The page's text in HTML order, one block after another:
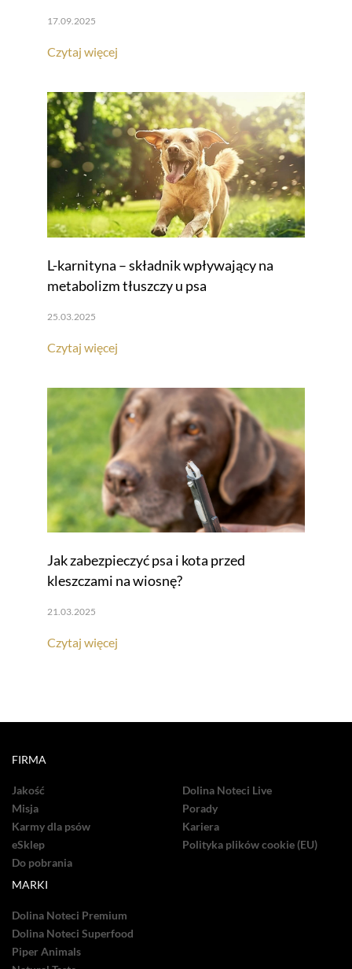
17.09.2025
Czytaj więcej
L-karnityna – składnik wpływający na
metabolizm tłuszczy u psa
25.03.2025
Czytaj więcej
Jak zabezpieczyć psa i kota przed
kleszczami na wiosnę?
21.03.2025
Czytaj więcej
FIRMA
Jakość
Misja
Karmy dla psów
eSklep
Do pobrania
Dolina Noteci Live
Porady
Kariera
Polityka plików cookie (EU)
MARKI
Dolina Noteci Premium
Dolina Noteci Superfood
Piper Animals